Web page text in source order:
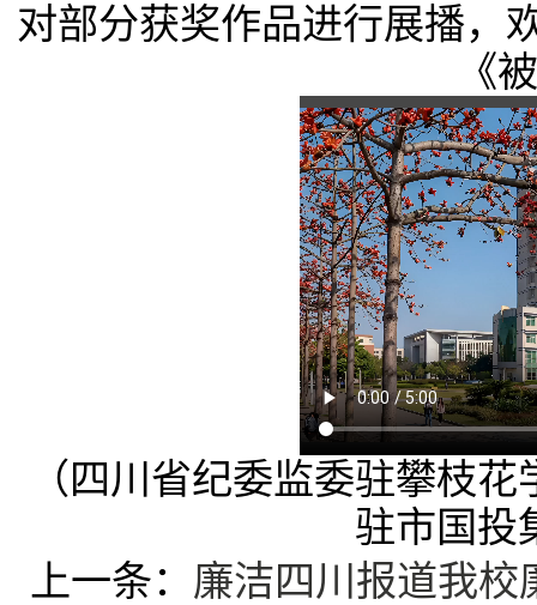
对部分获奖作品进行展播，
《
（四川省纪委监委驻攀枝
驻市国投
上一条： 廉洁四川报道我校